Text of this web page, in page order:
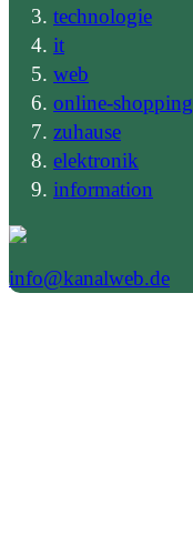
technologie
it
web
online-shopping
zuhause
elektronik
information
info@kanalweb.de